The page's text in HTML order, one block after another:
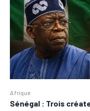
Afrique
Sénégal : Trois